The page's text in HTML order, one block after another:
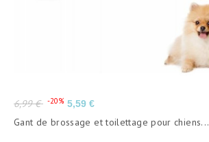
Prix
de
base
6,99 € -20% Prix
5,59 €
Gant de brossage et toilettage pour chiens...